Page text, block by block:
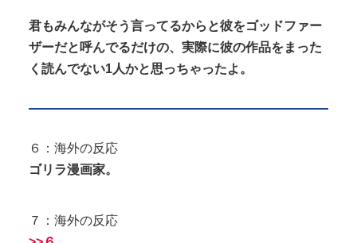
君もみんながそう言ってるからと彼をゴッドファー
ザーだと呼んでるだけの、実際に彼の作品をまった
く読んでない1人かと思っちゃったよ。
６：海外の反応
ゴリラ漫画家。
７：海外の反応